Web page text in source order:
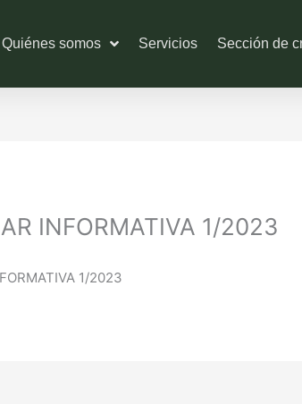
Quiénes somos Servicios Sección de
INFORMATIVA 1/2023
1/2023